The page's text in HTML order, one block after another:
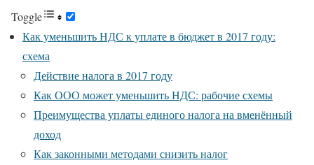
Toggle
Как уменьшить НДС к уплате в бюджет в 2017 году:
схема
Действие налога в 2017 году
Как ООО может уменьшить НДС: рабочие схемы
Преимущества уплаты единого налога на вменённый
доход
Как законными методами снизить налог